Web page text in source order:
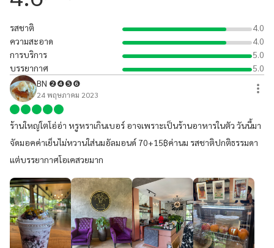
รสชาติ
4.0
ความสะอาด
4.0
การบริการ
5.0
บรรยากาศ
5.0
BN ❷❹❺❻
24 พฤษภาคม 2023
ร้านใหญ่โตโอ่อ่า หรูหราเกินเบอร์ อาจเพราะเป็นร้านอาหารในตัว วันนี้มา
จัดมอคค่าเย็นไม่หวานใส่นมอัลมอนด์ 70+15฿ค่านม รสชาติปกติธรรมดา
แต่บรรยากาศโอเคสวยมาก